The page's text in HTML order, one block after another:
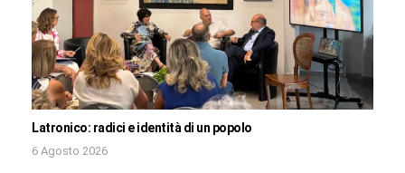
Latronico: radici e identità di un popolo
6 Agosto 2026